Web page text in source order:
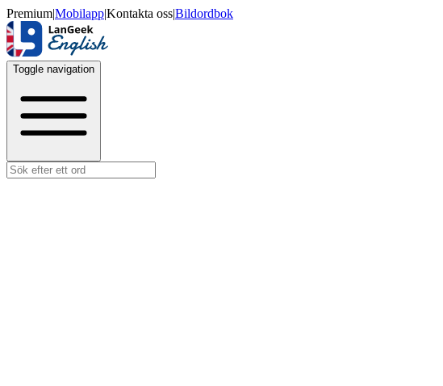
Premium|Mobilapp|Kontakta oss|Bildordbok
Toggle navigation